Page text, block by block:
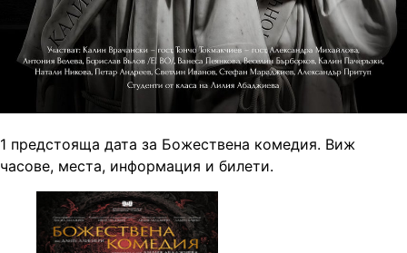
1 предстояща дата за Божествена комедия. Виж
часове, места, информация и билети.